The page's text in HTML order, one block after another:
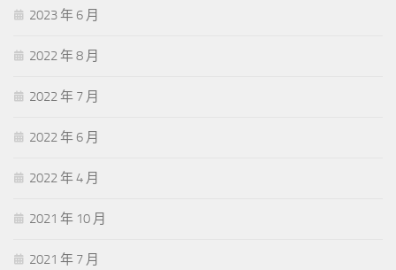
2023 年 6 月
2022 年 8 月
2022 年 7 月
2022 年 6 月
2022 年 4 月
2021 年 10 月
2021 年 7 月